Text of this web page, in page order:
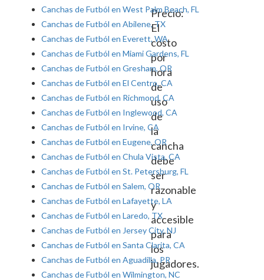
Precio:
El
costo
por
hora
de
uso
de
la
cancha
debe
ser
razonable
y
accesible
para
los
jugadores.
Canchas de Futból en West Palm Beach, FL
Canchas de Futból en Abilene, TX
Canchas de Futból en Everett, WA
Canchas de Futból en Miami Gardens, FL
Canchas de Futból en Gresham, OR
Canchas de Futból en El Centro, CA
Canchas de Futból en Richmond, CA
Canchas de Futból en Inglewood, CA
Canchas de Futból en Irvine, CA
Canchas de Futból en Eugene, OR
Canchas de Futból en Chula Vista, CA
Canchas de Futból en St. Petersburg, FL
Canchas de Futból en Salem, OR
Canchas de Futból en Lafayette, LA
Canchas de Futból en Laredo, TX
Canchas de Futból en Jersey City, NJ
Canchas de Futból en Santa Clarita, CA
Canchas de Futból en Aguadilla, PR
Canchas de Futból en Wilmington, NC